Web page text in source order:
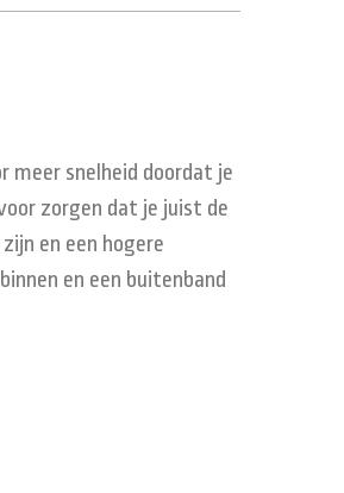
meer snelheid doordat je
zorgen dat je juist de
en een hogere
en een buitenband